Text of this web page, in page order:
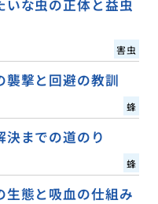
いな虫の正体と益虫
害虫
襲撃と回避の教訓
蜂
までの道のり
蜂
生態と吸血の仕組み